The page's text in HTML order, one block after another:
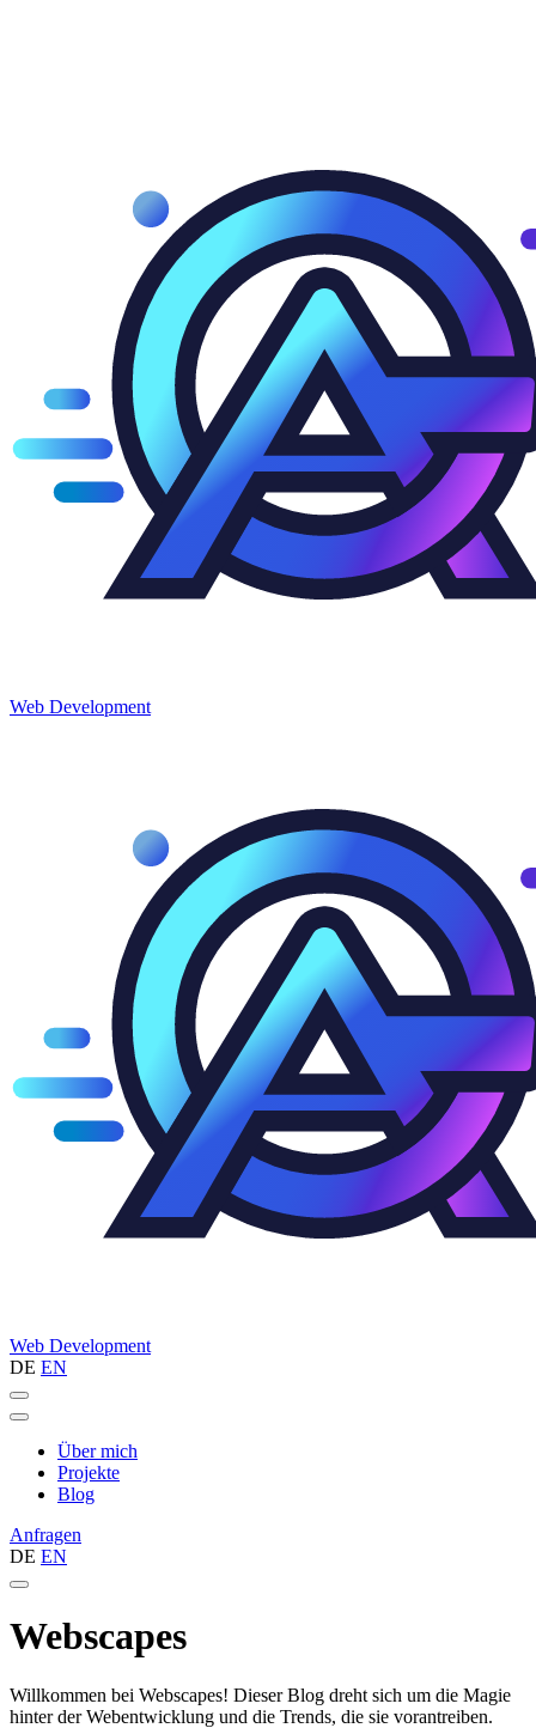
Web Development
Web Development
DE EN
Über mich
Projekte
Blog
Anfragen
DE EN
Webscapes
Willkommen bei Webscapes! Dieser Blog dreht sich um die Magie
hinter der Webentwicklung und die Trends, die sie vorantreiben.